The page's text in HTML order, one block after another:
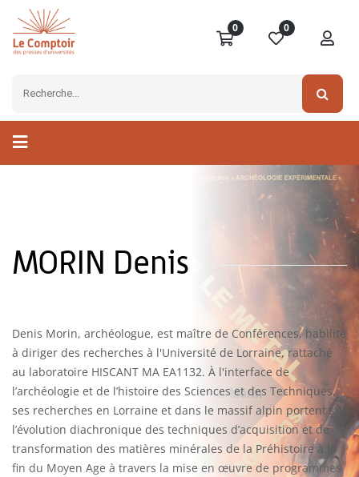
0 0
MORIN Denis
Denis Morin, archéologue, est maître de Conférences, habilité
à diriger des recherches à l'Université de Lorraine, rattaché
au laboratoire HISCANT MA EA1132. À l'interface de
l’archéologie et de l’histoire des Sciences et des Techniques,
ses recherches en Lorraine et dans le massif alpin portent sur
l’évolution diachronique des techniques d’acquisition et de
transformation des matières minérales de la Préhistoire à la
fin du Moyen Age à travers la mise en œuvre de programmes